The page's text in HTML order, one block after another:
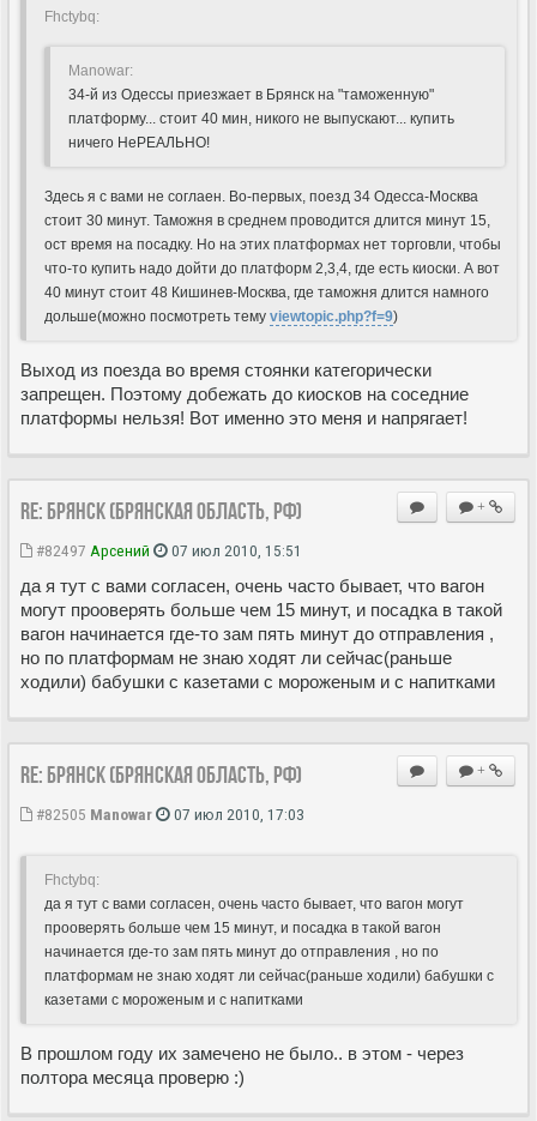
Fhctybq:
Manowar:
34-й из Одессы приезжает в Брянск на "таможенную"
платформу... стоит 40 мин, никого не выпускают... купить
ничего НеРЕАЛЬНО!
Здесь я с вами не соглаен. Во-первых, поезд 34 Одесса-Москва
стоит 30 минут. Таможня в среднем проводится длится минут 15,
ост время на посадку. Но на этих платформах нет торговли, чтобы
что-то купить надо дойти до платформ 2,3,4, где есть киоски. А вот
40 минут стоит 48 Кишинев-Москва, где таможня длится намного
дольше(можно посмотреть тему viewtopic.php?f=9)
Выход из поезда во время стоянки категорически
запрещен. Поэтому добежать до киосков на соседние
платформы нельзя! Вот именно это меня и напрягает!
+
Re: Брянск (Брянская область, РФ)
#82497 Арсений 07 июл 2010, 15:51
да я тут с вами согласен, очень часто бывает, что вагон
могут прооверять больше чем 15 минут, и посадка в такой
вагон начинается где-то зам пять минут до отправления ,
но по платформам не знаю ходят ли сейчас(раньше
ходили) бабушки с казетами с мороженым и с напитками
+
Re: Брянск (Брянская область, РФ)
#82505 Manowar 07 июл 2010, 17:03
Fhctybq:
да я тут с вами согласен, очень часто бывает, что вагон могут
прооверять больше чем 15 минут, и посадка в такой вагон
начинается где-то зам пять минут до отправления , но по
платформам не знаю ходят ли сейчас(раньше ходили) бабушки с
казетами с мороженым и с напитками
В прошлом году их замечено не было.. в этом - через
полтора месяца проверю :)